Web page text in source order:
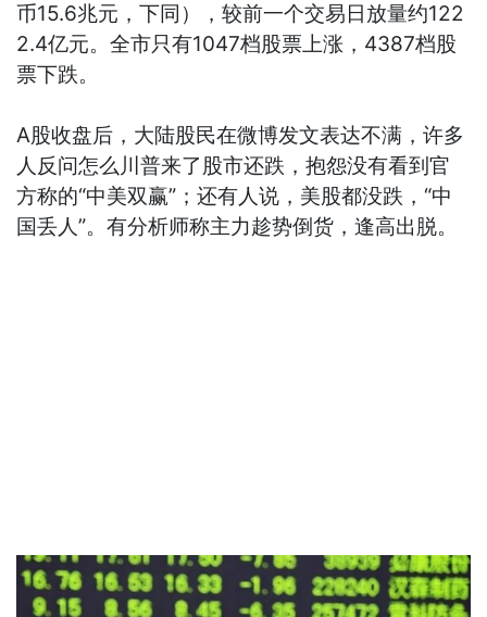
币15.6兆元，下同），较前一个交易日放量约122
2.4亿元。全市只有1047档股票上涨，4387档股
票下跌。
A股收盘后，大陆股民在微博发文表达不满，许多
人反问怎么川普来了股市还跌，抱怨没有看到官
方称的“中美双赢”；还有人说，美股都没跌，“中
国丢人”。有分析师称主力趁势倒货，逢高出脱。